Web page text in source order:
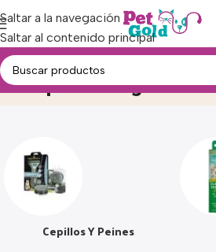
Saltar a la navegación
Saltar al contenido principal
Limpieza e higieneInicio
Cepillos Y Peines